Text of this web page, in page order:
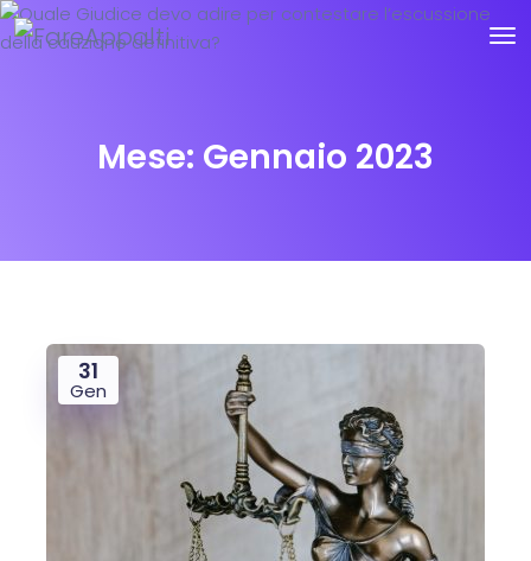
Mese: Gennaio 2023
31
Gen